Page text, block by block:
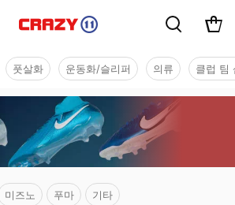
풋살화 운동화/슬리퍼 의류 클럽 팀
미즈노 푸마 기타